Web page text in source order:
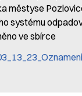
městyse
systému
ve sbírce